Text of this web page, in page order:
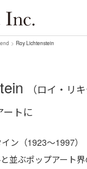
> Roy Lichtenstein
（ロイ・リ
ートに
ン（1923～1997）
並ぶポップアート